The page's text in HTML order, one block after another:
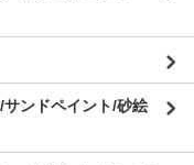
ンドペイント/砂絵